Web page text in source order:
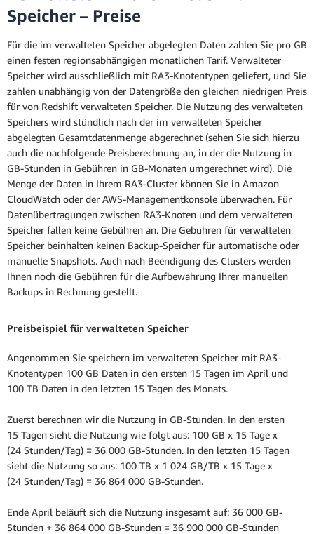
Speicher – Preise
Für die im verwalteten Speicher abgelegten Daten zahlen Sie pro GB
einen festen regionsabhängigen monatlichen Tarif. Verwalteter
Speicher wird ausschließlich mit RA3-Knotentypen geliefert, und Sie
zahlen unabhängig von der Datengröße den gleichen niedrigen Preis
für von Redshift verwalteten Speicher. Die Nutzung des verwalteten
Speichers wird stündlich nach der im verwalteten Speicher
abgelegten Gesamtdatenmenge abgerechnet (sehen Sie sich hierzu
auch die nachfolgende Preisberechnung an, in der die Nutzung in
GB-Stunden in Gebühren in GB-Monaten umgerechnet wird). Die
Menge der Daten in Ihrem RA3-Cluster können Sie in Amazon
CloudWatch oder der AWS-Managementkonsole überwachen. Für
Datenübertragungen zwischen RA3-Knoten und dem verwalteten
Speicher fallen keine Gebühren an. Die Gebühren für verwalteten
Speicher beinhalten keinen Backup-Speicher für automatische oder
manuelle Snapshots. Auch nach Beendigung des Clusters werden
Ihnen noch die Gebühren für die Aufbewahrung Ihrer manuellen
Backups in Rechnung gestellt.
Preisbeispiel für verwalteten Speicher
Angenommen Sie speichern im verwalteten Speicher mit RA3-
Knotentypen 100 GB Daten in den ersten 15 Tagen im April und
100 TB Daten in den letzten 15 Tagen des Monats.
Zuerst berechnen wir die Nutzung in GB-Stunden. In den ersten
15 Tagen sieht die Nutzung wie folgt aus: 100 GB x 15 Tage x
(24 Stunden/Tag) = 36 000 GB-Stunden. In den letzten 15 Tagen
sieht die Nutzung so aus: 100 TB x 1 024 GB/TB x 15 Tage x
(24 Stunden/Tag) = 36 864 000 GB-Stunden.
Ende April beläuft sich die Nutzung insgesamt auf: 36 000 GB-
Stunden + 36 864 000 GB-Stunden = 36 900 000 GB-Stunden